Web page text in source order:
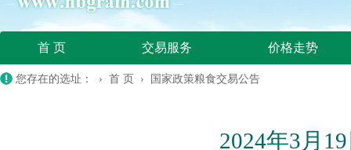
首 页 交易服务 价格走势
您存在的选址： › 首 页 › 国家政策粮食交易公告
2024年3月